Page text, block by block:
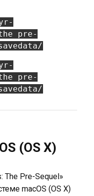
pre-
pre-
(OS X)
The Pre-Sequel»
macOS (OS X)